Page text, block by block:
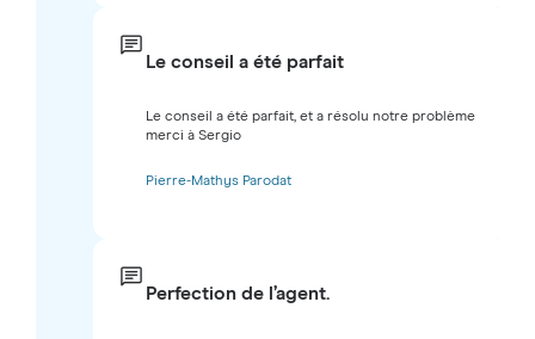
Le conseil a été parfait
Le conseil a été parfait, et a résolu notre problème
merci à Sergio
Pierre-Mathys Parodat
Perfection de l’agent.